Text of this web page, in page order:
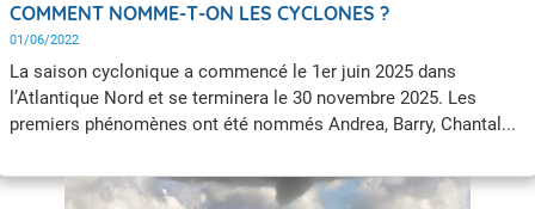
COMMENT NOMME-T-ON LES CYCLONES ?
01/06/2022
La saison cyclonique a commencé le 1er juin 2025 dans
l’Atlantique Nord et se terminera le 30 novembre 2025. Les
premiers phénomènes ont été nommés Andrea, Barry, Chantal...
nommmera Nestor. Comment ces noms sont-ils choisis ? Que
fait-on si le nombre de phénomènes nommés pendant la saison